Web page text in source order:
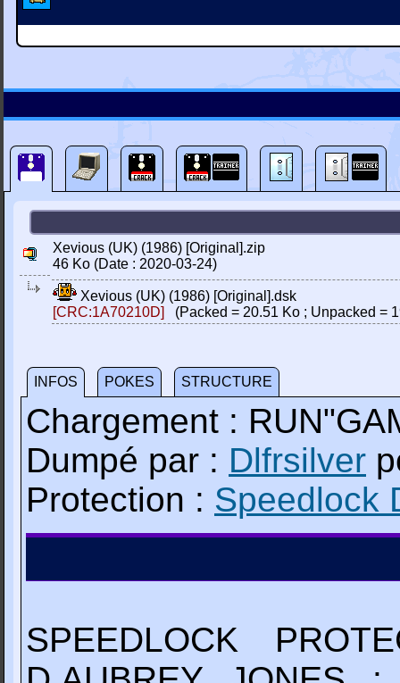
Xevious (UK) (1986) [Original].zip
46 Ko (Date : 2020-03-24)
Xevious (UK) (1986) [Original].dsk
[CRC:1A70210D]
(Packed = 20.51 Ko ; Unpacked =
INFOS POKES STRUCTURE
Chargement :
Dumpé par : Dlfrsilver
Protection : Speedlock
SPEEDLOCK